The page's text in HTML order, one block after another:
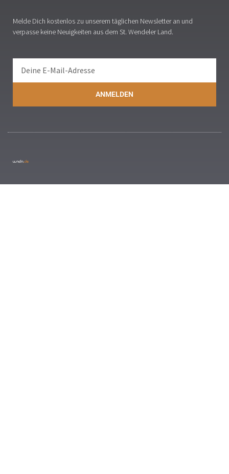
Melde Dich kostenlos zu unserem täglichen Newsletter an und
verpasse keine Neuigkeiten aus dem St. Wendeler Land.
ANMELDEN